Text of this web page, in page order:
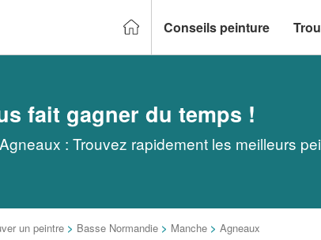
Conseils peinture
fait gagner du temps !
: Trouvez rapidement les meilleurs
un peintre > Basse Normandie > Manche > Agneaux